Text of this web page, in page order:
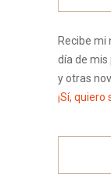
Recibe mi
día de mis
y otras
¡Sí, quiero